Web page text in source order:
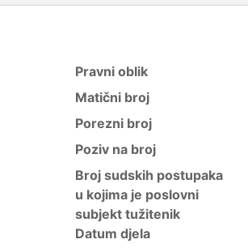
Pravni oblik
Matični broj
Porezni broj
Poziv na broj
Broj sudskih postupaka
u kojima je poslovni
subjekt tužitenik
Datum djela